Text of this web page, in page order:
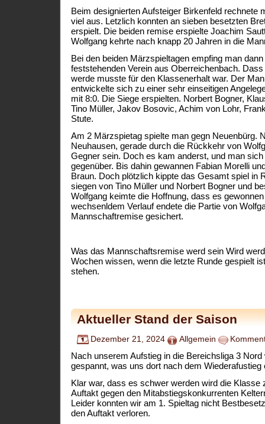
Beim designierten Aufsteiger Birkenfeld rechnete
viel aus. Letzlich konnten an sieben besetzten
erspielt. Die beiden remise erspielte Joachim
Wolfgang kehrte nach knapp 20 Jahren in die
Bei den beiden Märzspieltagen empfing man
feststehenden Verein aus Oberreichenbach.
werde musste für den Klassenerhalt war. Der
entwickelte sich zu einer sehr einseitigen
mit 8:0. Die Siege erspielten. Norbert Bogner,
Tino Müller, Jakov Bosovic, Achim von Lohr,
Stute.
Am 2 Märzspietag spielte man gegn Neuenbürg.
Neuhausen, gerade durch die Rückkehr von
Gegner sein. Doch es kam anderst, und man
gegenüber. Bis dahin gewannen Fabian Morelli
Braun. Doch plötzlich kippte das Gesamt spiel in
siegen von Tino Müller und Norbert Bogner und
Wolfgang keimte die Hoffnung, dass es
wechsenldem Verlauf endete die Partie von
Mannschaftremise gesichert.
Was das Mannschaftsremise werd sein Wird
Wochen wissen, wenn die letzte Runde gespielt
stehen.
Aktueller Stand der Saison
Dezember 21, 2024 Allgemein
Nach unserem Aufstieg in die Bereichsliga 3
gespannt, was uns dort nach dem Wiederafustieg
Klar war, dass es schwer werden wird die Klasse
Auftakt gegen den Mitabstiegskonkurrenten
Leider konnten wir am 1. Spieltag nicht
den Auftakt verloren.